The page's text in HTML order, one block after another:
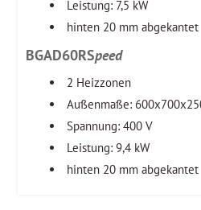
Leistung: 7,5 kW
hinten 20 mm abgekantet
BGAD60RSpeed
2 Heizzonen
Außenmaße:
Spannung: 400 V
Leistung: 9,4 kW
hinten 20 mm abgekantet